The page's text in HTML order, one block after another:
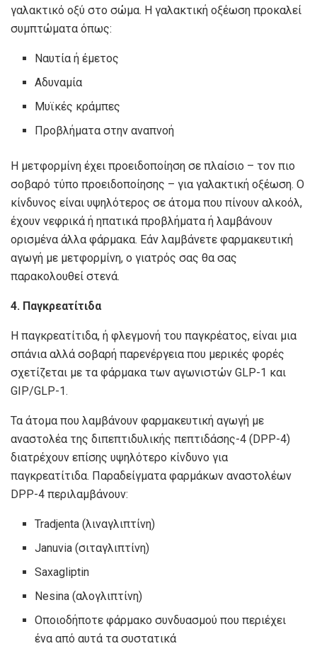
γαλακτικό οξύ στο σώμα. Η γαλακτική οξέωση προκαλεί
συμπτώματα όπως:
Ναυτία ή έμετος
Αδυναμία
Μυϊκές κράμπες
Προβλήματα στην αναπνοή
Η μετφορμίνη έχει προειδοποίηση σε πλαίσιο – τον πιο
σοβαρό τύπο προειδοποίησης – για γαλακτική οξέωση. Ο
κίνδυνος είναι υψηλότερος σε άτομα που πίνουν αλκοόλ,
έχουν νεφρικά ή ηπατικά προβλήματα ή λαμβάνουν
ορισμένα άλλα φάρμακα. Εάν λαμβάνετε φαρμακευτική
αγωγή με μετφορμίνη, ο γιατρός σας θα σας
παρακολουθεί στενά.
4. Παγκρεατίτιδα
Η παγκρεατίτιδα, ή φλεγμονή του παγκρέατος, είναι μια
σπάνια αλλά σοβαρή παρενέργεια που μερικές φορές
σχετίζεται με τα φάρμακα των αγωνιστών GLP-1 και
GIP/GLP-1.
Τα άτομα που λαμβάνουν φαρμακευτική αγωγή με
αναστολέα της διπεπτιδυλικής πεπτιδάσης-4 (DPP-4)
διατρέχουν επίσης υψηλότερο κίνδυνο για
παγκρεατίτιδα. Παραδείγματα φαρμάκων αναστολέων
DPP-4 περιλαμβάνουν:
Tradjenta (λιναγλιπτίνη)
Januvia (σιταγλιπτίνη)
Saxagliptin
Nesina (αλογλιπτίνη)
Οποιοδήποτε φάρμακο συνδυασμού που περιέχει
ένα από αυτά τα συστατικά